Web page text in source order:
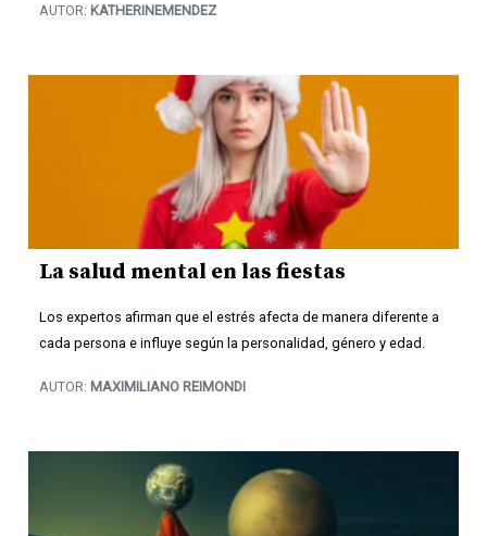
AUTOR: KATHERINEMENDEZ
La salud mental en las fiestas
Los expertos afirman que el estrés afecta de manera diferente a
cada persona e influye según la personalidad, género y edad.
AUTOR: MAXIMILIANO REIMONDI